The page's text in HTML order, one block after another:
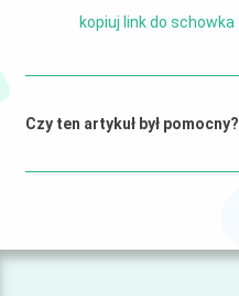
kopiuj link do schowka
Czy ten artykuł był pomocny?